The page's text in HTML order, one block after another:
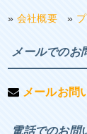
» 会社概要 »
メールでのお
メールお問
電話でのお問